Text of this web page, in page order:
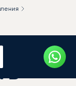
в